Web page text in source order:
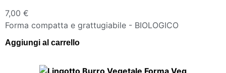
7,00 €
Forma compatta e grattugiabile - BIOLOGICO
Aggiungi al carrello